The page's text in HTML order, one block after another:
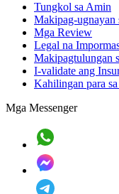
Tungkol sa Amin
Makipag-ugnayan
Mga Review
Legal na
Makipagtulungan
I-validate ang
Kahilingan para
Mga Messenger